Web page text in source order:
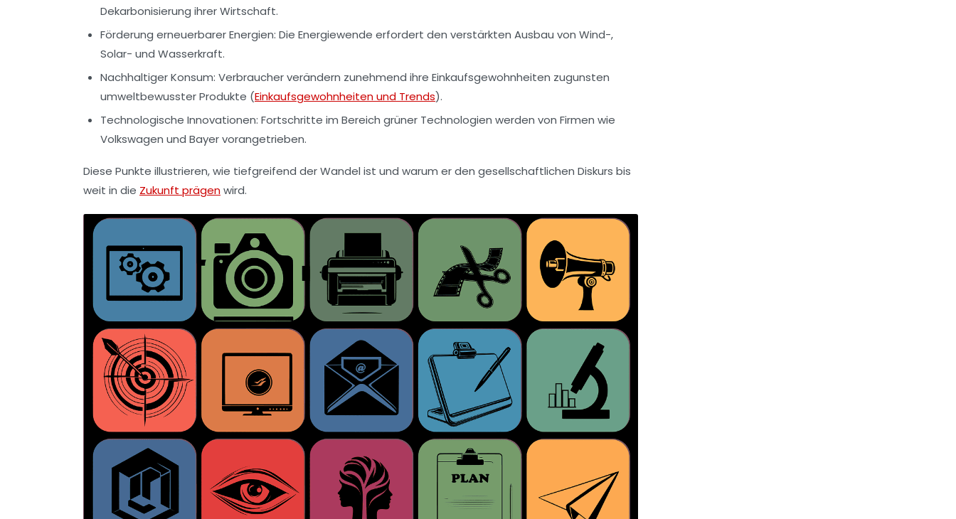
Dekarbonisierung ihrer Wirtschaft.
Förderung erneuerbarer Energien: Die Energiewende erfordert den verstärkten Ausbau von Wind-,
Solar- und Wasserkraft.
Nachhaltiger Konsum: Verbraucher verändern zunehmend ihre Einkaufsgewohnheiten zugunsten
umweltbewusster Produkte (Einkaufsgewohnheiten und Trends).
Technologische Innovationen: Fortschritte im Bereich grüner Technologien werden von Firmen wie
Volkswagen und Bayer vorangetrieben.
Diese Punkte illustrieren, wie tiefgreifend der Wandel ist und warum er den gesellschaftlichen Diskurs bis
weit in die Zukunft prägenwird.